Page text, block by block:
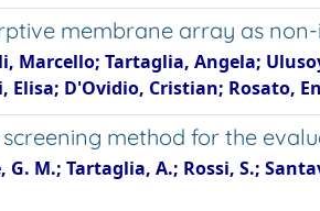
membrane array as
Marcello; Tartaglia, Angela;
Elisa; D'Ovidio, Cristian; Rosato,
screening method for the
G. M.; Tartaglia, A.; Rossi, S.;